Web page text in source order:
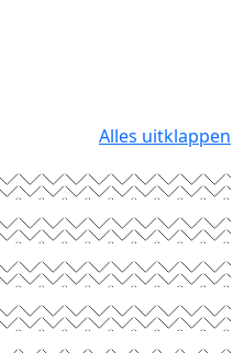
Alles uitklappen